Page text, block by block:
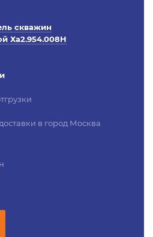
скважин
Ха2.954.008Н
в город Москва